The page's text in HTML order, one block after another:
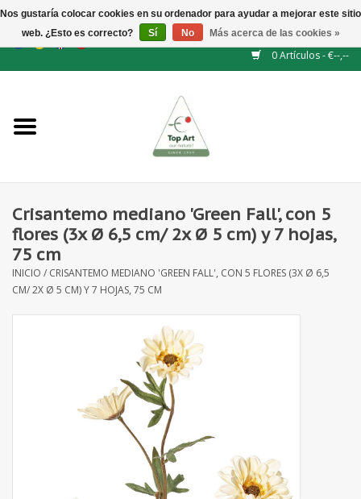
GBP/CHF /BGN/
0 Artículos - €--,--
NUEVO
Flores artificiales
plantas artificiales
Crisantemo mediano 'Green Fall', con 5
flores (3x Ø 6,5 cm/ 2x Ø 5 cm) y 7 hojas,
75 cm
INICIO / CRISANTEMO MEDIANO 'GREEN FALL', CON 5 FLORES (3X Ø 6,5
CM/ 2X Ø 5 CM) Y 7 HOJAS, 75 CM
Nos gustaría colocar cookies en su ordenador para ayudar a mejorar este sitio
web. ¿Esto es correcto?
Sí No Más acerca de las cookies »